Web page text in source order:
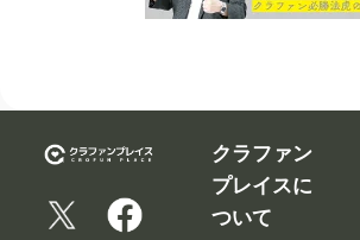
告知、拡散す
クラファンプ
クラファンプ
ついて
修正依
頼フォ
ーム